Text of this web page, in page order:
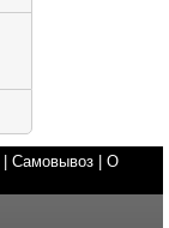
Самовывоз
О